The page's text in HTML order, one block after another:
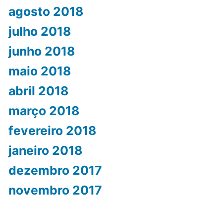
agosto 2018
julho 2018
junho 2018
maio 2018
abril 2018
março 2018
fevereiro 2018
janeiro 2018
dezembro 2017
novembro 2017